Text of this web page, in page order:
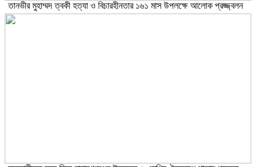
তানভীর মুহাম্মদ ত্বকী হত্যা ও বিচারহীনতার ১৬১ মাস উপলক্ষে আলোক প্রজ্জ্বলন